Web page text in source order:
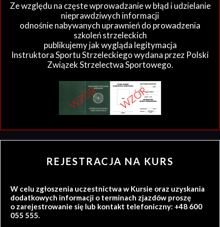
Ze względu na częste wprowadzanie w błąd i udzielanie
nieprawdziwych informacji
odnośnie nabywanych uprawnień do prowadzenia
szkoleń strzeleckich
publikujemy jak wygląda legitymacja
Instruktora Sportu Strzeleckiego wydana przez Polski
Związek Strzelectwa Sportowego.
REJESTRACJA NA KURS
W celu zgłoszenia uczestnictwa w Kursie oraz uzyskania
dodatkowych informacji o terminach zjazdów proszę
o zarejestrowanie się lub kontakt telefoniczny: +48 600
055 555.